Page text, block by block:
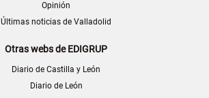
Opinión
Últimas noticias de Valladolid
Otras webs de EDIGRUP
Diario de Castilla y León
Diario de León